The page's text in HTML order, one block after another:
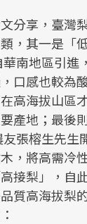
分享，臺灣
，其一是「
南地區引進
口感也較為
高海拔山區
產地；最後
張榕生先生
，將高需冷
接梨」，自
質高海拔梨